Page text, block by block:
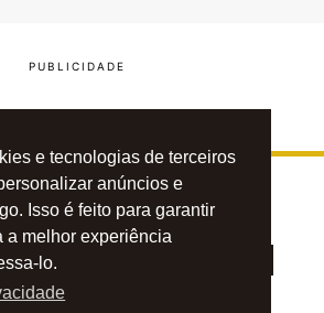
e tecnologias de terceiros
anúncios e
Isso é feito para garantir
a melhor experiência
lo.